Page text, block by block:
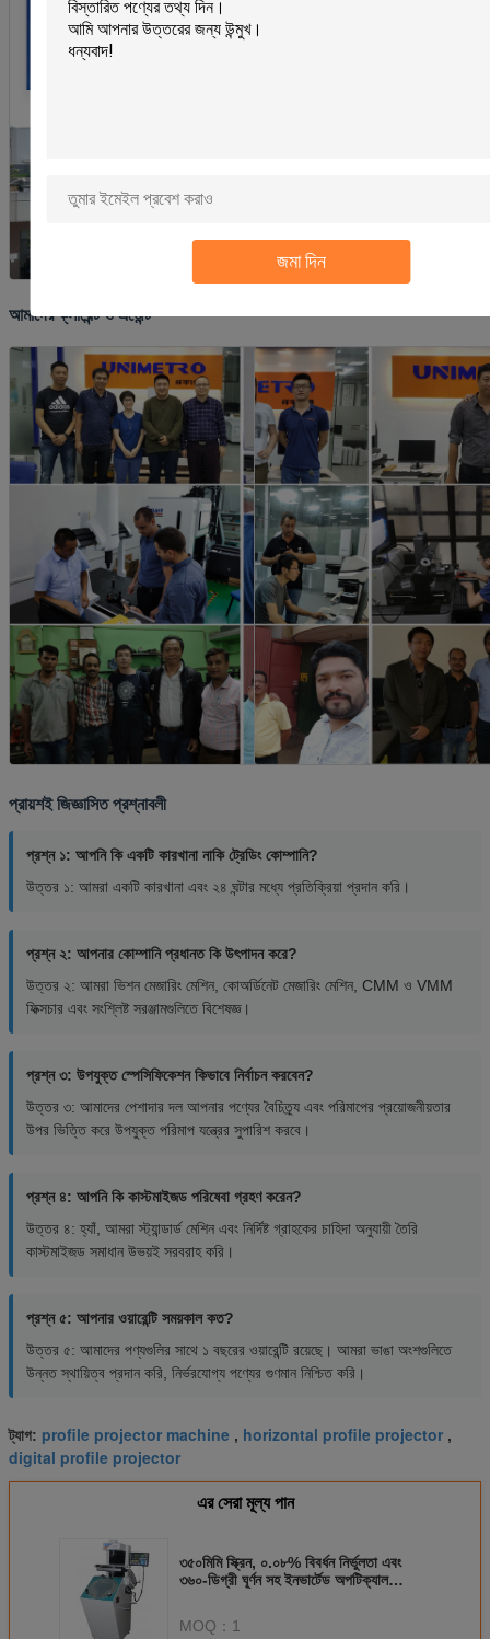
জমা দিন
আমাদের ক্লায়েন্ট ও এজেন্ট
প্রায়শই জিজ্ঞাসিত প্রশ্নাবলী
প্রশ্ন ১: আপনি কি একটি কারখানা নাকি ট্রেডিং কোম্পানি?
উত্তর ১: আমরা একটি কারখানা এবং ২৪ ঘন্টার মধ্যে প্রতিক্রিয়া প্রদান করি।
প্রশ্ন ২: আপনার কোম্পানি প্রধানত কি উৎপাদন করে?
উত্তর ২: আমরা ভিশন মেজারিং মেশিন, কোঅর্ডিনেট মেজারিং মেশিন, CMM ও VMM
ফিক্সচার এবং সংশ্লিষ্ট সরঞ্জামগুলিতে বিশেষজ্ঞ।
প্রশ্ন ৩: উপযুক্ত স্পেসিফিকেশন কিভাবে নির্বাচন করবেন?
উত্তর ৩: আমাদের পেশাদার দল আপনার পণ্যের বৈচিত্র্য এবং পরিমাপের প্রয়োজনীয়তার
উপর ভিত্তি করে উপযুক্ত পরিমাপ যন্ত্রের সুপারিশ করবে।
প্রশ্ন ৪: আপনি কি কাস্টমাইজড পরিষেবা গ্রহণ করেন?
উত্তর ৪: হ্যাঁ, আমরা স্ট্যান্ডার্ড মেশিন এবং নির্দিষ্ট গ্রাহকের চাহিদা অনুযায়ী তৈরি
কাস্টমাইজড সমাধান উভয়ই সরবরাহ করি।
প্রশ্ন ৫: আপনার ওয়ারেন্টি সময়কাল কত?
উত্তর ৫: আমাদের পণ্যগুলির সাথে ১ বছরের ওয়ারেন্টি রয়েছে। আমরা ভাঙা অংশগুলিতে
উন্নত স্থায়িত্ব প্রদান করি, নির্ভরযোগ্য পণ্যের গুণমান নিশ্চিত করি।
ট্যাগ: profile projector machine , horizontal profile projector ,
digital profile projector
এর সেরা মূল্য পান
৩৫০মিমি স্ক্রিন, ০.০৮% বিবর্ধন নির্ভুলতা এবং
৩৬০-ডিগ্রী ঘূর্ণন সহ ইনভার্টেড অপটিক্যাল
MOQ： 1